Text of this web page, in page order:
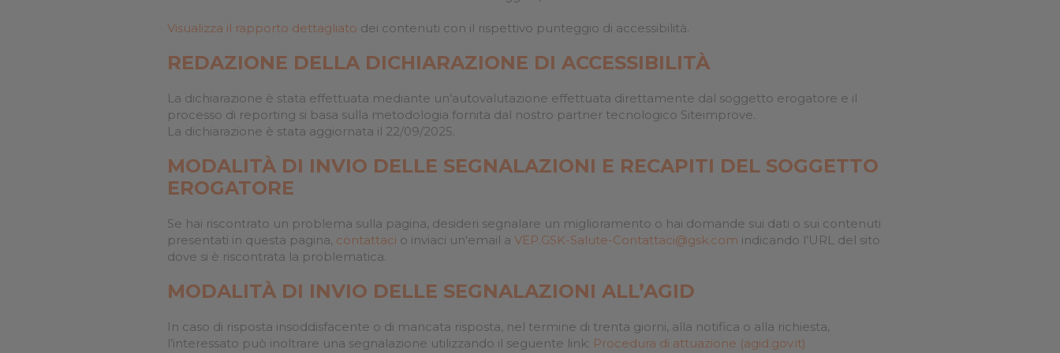
Visualizza il rapporto dettagliato dei contenuti con il rispettivo punteggio di accessibilità.
REDAZIONE DELLA DICHIARAZIONE DI ACCESSIBILITÀ
La dichiarazione è stata effettuata mediante un’autovalutazione effettuata direttamente dal soggetto erogatore e il
processo di reporting si basa sulla metodologia fornita dal nostro partner tecnologico Siteimprove.
La dichiarazione è stata aggiornata il 22/09/2025.
MODALITÀ DI INVIO DELLE SEGNALAZIONI E RECAPITI DEL SOGGETTO
EROGATORE
Se hai riscontrato un problema sulla pagina, desideri segnalare un miglioramento o hai domande sui dati o sui contenuti
presentati in questa pagina, contattaci o inviaci un'email a VEP.GSK-Salute-Contattaci@gsk.com indicando l’URL del sito
dove si è riscontrata la problematica.
MODALITÀ DI INVIO DELLE SEGNALAZIONI ALL’AGID
In caso di risposta insoddisfacente o di mancata risposta, nel termine di trenta giorni, alla notifica o alla richiesta,
l’interessato può inoltrare una segnalazione utilizzando il seguente link: Procedura di attuazione (agid.gov.it)